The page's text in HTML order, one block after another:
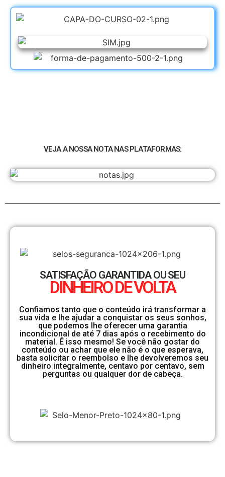
VEJA A NOSSA NOTA NAS PLATAFORMAS:
SATISFAÇÃO GARANTIDA OU SEU
DINHEIRO DE VOLTA
Confiamos tanto que o conteúdo irá transformar a
sua vida e lhe ajudar a conquistar os seus sonhos,
que podemos lhe oferecer uma garantia
incondicional de até 7 dias após o recebimento do
material. É isso mesmo! Se você não gostar do
conteúdo ou achar que ele não é o que esperava,
basta solicitar o reembolso e lhe devolveremos seu
dinheiro integralmente, centavo por centavo, sem
perguntas ou qualquer dor de cabeça.